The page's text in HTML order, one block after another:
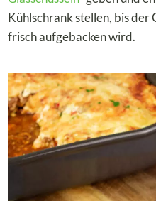
Kühlschrank stellen, bis
frisch aufgebacken wird.